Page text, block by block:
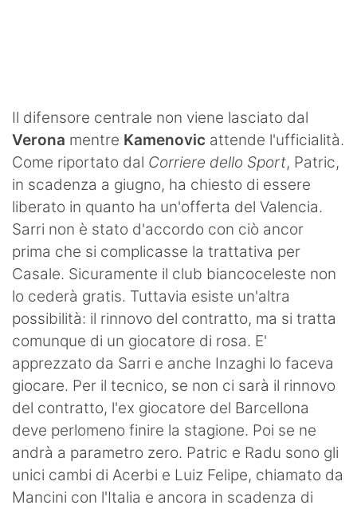
SHOP LAZIO
Contatti
Il difensore centrale non viene lasciato dal
Verona mentre Kamenovic attende l'ufficialità.
Come riportato dal Corriere dello Sport, Patric,
in scadenza a giugno, ha chiesto di essere
liberato in quanto ha un'offerta del Valencia.
Sarri non è stato d'accordo con ciò ancor
prima che si complicasse la trattativa per
Casale. Sicuramente il club biancoceleste non
lo cederà gratis. Tuttavia esiste un'altra
possibilità: il rinnovo del contratto, ma si tratta
comunque di un giocatore di rosa. E'
apprezzato da Sarri e anche Inzaghi lo faceva
giocare. Per il tecnico, se non ci sarà il rinnovo
del contratto, l'ex giocatore del Barcellona
deve perlomeno finire la stagione. Poi se ne
andrà a parametro zero. Patric e Radu sono gli
unici cambi di Acerbi e Luiz Felipe, chiamato da
Mancini con l'Italia e ancora in scadenza di